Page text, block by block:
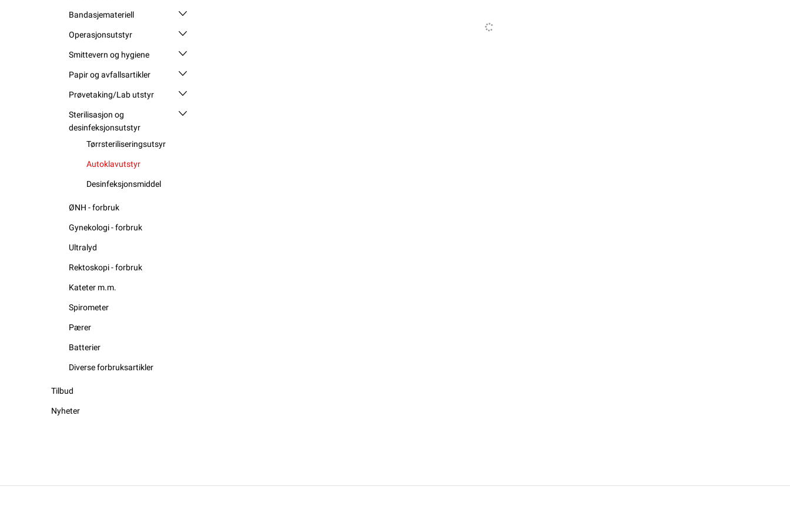
Bandasjemateriell
Operasjonsutstyr
Smittevern og hygiene
Papir og avfallsartikler
Prøvetaking/Lab utstyr
Sterilisasjon og
desinfeksjonsutstyr
Tørrsteriliseringsutsyr
Autoklavutstyr
Desinfeksjonsmiddel
ØNH - forbruk
Gynekologi - forbruk
Ultralyd
Rektoskopi - forbruk
Kateter m.m.
Spirometer
Pærer
Batterier
Diverse forbruksartikler
Tilbud
Nyheter